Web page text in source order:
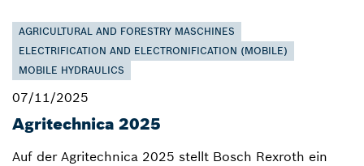
AGRICULTURAL AND FORESTRY MASCHINES
ELECTRIFICATION AND ELECTRONIFICATION (MOBILE)
MOBILE HYDRAULICS
07/11/2025
Agritechnica 2025
Auf der Agritechnica 2025 stellt Bosch Rexroth ein